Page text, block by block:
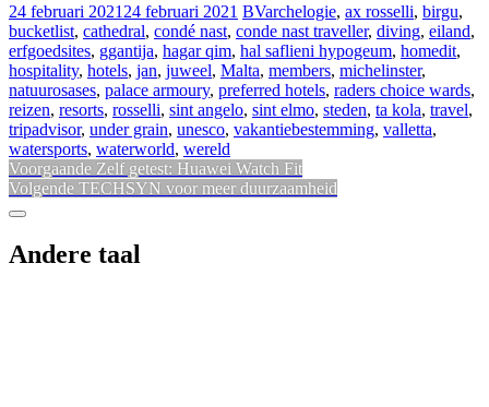
24 februari 2021 24 februari 2021 BVarchelogie, ax rosselli, birgu,
bucketlist, cathedral, condé nast, conde nast traveller, diving, eiland,
erfgoedsites, ggantija, hagar qim, hal saflieni hypogeum, homedit,
hospitality, hotels, jan, juweel, Malta, members, michelinster,
natuurosases, palace armoury, preferred hotels, raders choice wards,
reizen, resorts, rosselli, sint angelo, sint elmo, steden, ta kola, travel,
tripadvisor, under grain, unesco, vakantiebestemming, valletta,
watersports, waterworld, wereld
Bericht
navigatie
Voorgaande Vorig
bericht:
Zelf getest: Huawei Watch Fit
Volgende Volgend
TECHSYN voor meer duurzaamheid
Sidebar
Andere taal